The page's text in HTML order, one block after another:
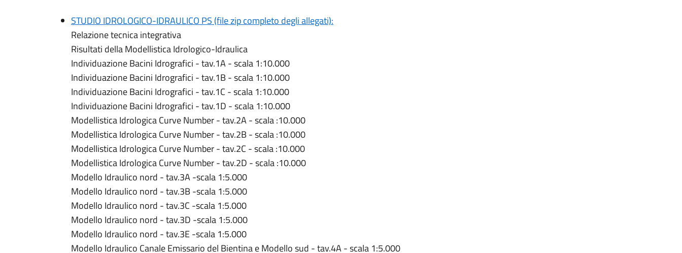
STUDIO IDROLOGICO-IDRAULICO PS (file zip completo degli allegati):
Relazione tecnica integrativa
Risultati della Modellistica Idrologico-Idraulica
Individuazione Bacini Idrografici - tav.1A - scala 1:10.000
Individuazione Bacini Idrografici - tav.1B - scala 1:10.000
Individuazione Bacini Idrografici - tav.1C - scala 1:10.000
Individuazione Bacini Idrografici - tav.1D - scala 1:10.000
Modellistica Idrologica Curve Number - tav.2A - scala :10.000
Modellistica Idrologica Curve Number - tav.2B - scala :10.000
Modellistica Idrologica Curve Number - tav.2C - scala :10.000
Modellistica Idrologica Curve Number - tav.2D - scala :10.000
Modello Idraulico nord - tav.3A -scala 1:5.000
Modello Idraulico nord - tav.3B -scala 1:5.000
Modello Idraulico nord - tav.3C -scala 1:5.000
Modello Idraulico nord - tav.3D -scala 1:5.000
Modello Idraulico nord - tav.3E -scala 1:5.000
Modello Idraulico Canale Emissario del Bientina e Modello sud - tav.4A - scala 1:5.000